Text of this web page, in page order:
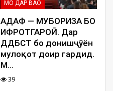
МО ДАР ВАО
ҲАДАФ — МУБОРИЗА БО
ИФРОТГАРОӢ. Дар
ДДҲБСТ бо донишҷӯён
мулоқот доир гардид.
М…
39